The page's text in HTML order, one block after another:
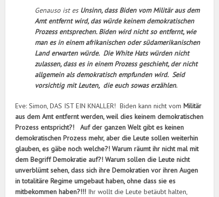
Genauso ist es Unsinn, dass Biden vom Militär aus dem
Amt entfernt wird, das würde keinem demokratischen
Prozess entsprechen. Biden wird nicht so entfernt, wie
man es in einem afrikanischen oder südamerikanischen
Land erwarten würde. Die White Hats würden nicht
zulassen, dass es in einem Prozess geschieht, der nicht
allgemein als demokratisch empfunden wird. Seid
vorsichtig mit Leuten, die euch sowas erzählen.
Eve: Simon, DAS IST EIN KNALLER! Biden kann nicht vom Militär
aus dem Amt entfernt werden, weil dies keinem demokratischen
Prozess entspricht?! Auf der ganzen Welt gibt es keinen
demokratischen Prozess mehr, aber die Leute sollen weiterhin
glauben, es gäbe noch welche?! Warum räumt ihr nicht mal mit
dem Begriff Demokratie auf?! Warum sollen die Leute nicht
unverblümt sehen, dass sich ihre Demokratien vor ihren Augen
in totalitäre Regime umgebaut haben, ohne dass sie es
mitbekommen haben?!!! Ihr wollt die Leute betäubt halten,